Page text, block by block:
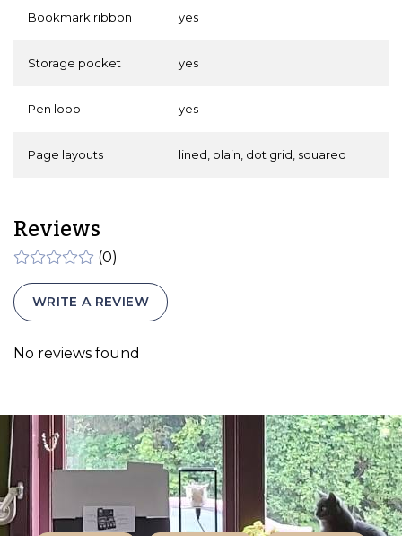
Bookmark ribbon yes
Storage pocket yes
Pen loop yes
Page layouts lined, plain, dot grid, squared
Reviews
(0)
WRITE A REVIEW
No reviews found